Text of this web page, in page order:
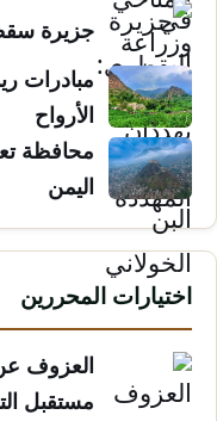
جزيرة
مبادرات
الأرواح
محافظة
اليمن
اختيارات المحررين
العزوف عن
مستقبل